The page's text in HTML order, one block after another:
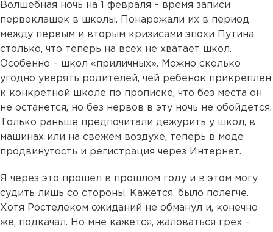
Волшебная ночь на 1 февраля – время записи
первоклашек в школы. Понарожали их в период
между первым и вторым кризисами эпохи Путина
столько, что теперь на всех не хватает школ.
Особенно – школ «приличных». Можно сколько
угодно уверять родителей, чей ребенок прикреплен
к конкретной школе по прописке, что без места он
не останется, но без нервов в эту ночь не обойдется.
Только раньше предпочитали дежурить у школ, в
машинах или на свежем воздухе, теперь в моде
продвинутость и регистрация через Интернет.
Я через это прошел в прошлом году и в этом могу
судить лишь со стороны. Кажется, было полегче.
Хотя Ростелеком ожиданий не обманул и, конечно
же, подкачал. Но мне кажется, жаловаться грех –